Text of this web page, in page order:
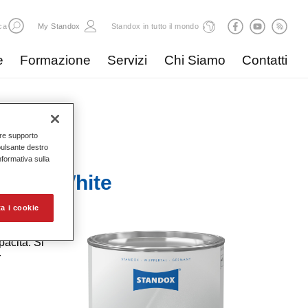
My Standox Standox in tutto il mondo
Formazione Servizi Chi Siamo Contatti
570 White
Si
supporto
destro
sulla
i cookie